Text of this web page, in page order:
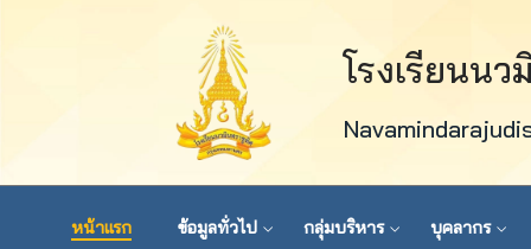
โรงเรียนน
หน้าแรก ข้อมูลทั่วไป กลุ่มบริหาร บุคลากร